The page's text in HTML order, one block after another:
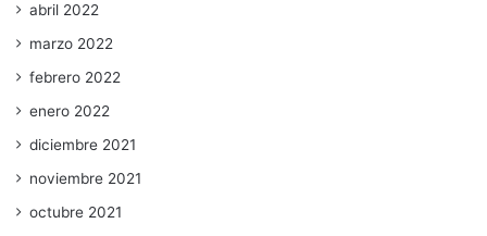
abril 2022
marzo 2022
febrero 2022
enero 2022
diciembre 2021
noviembre 2021
octubre 2021